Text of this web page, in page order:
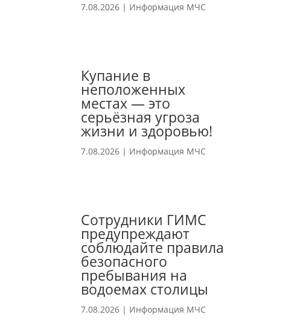
7.08.2026 | Информация МЧС
Купание в
неположенных
местах — это
серьёзная угроза
жизни и здоровью!
7.08.2026 | Информация МЧС
Сотрудники ГИМС
предупреждают
соблюдайте правила
безопасного
пребывания на
водоемах столицы
7.08.2026 | Информация МЧС